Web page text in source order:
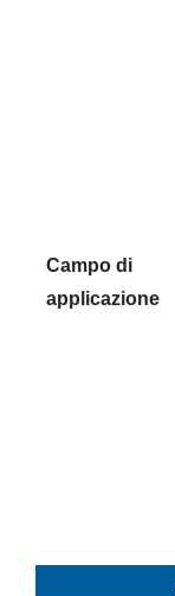
Campo di
applicazione